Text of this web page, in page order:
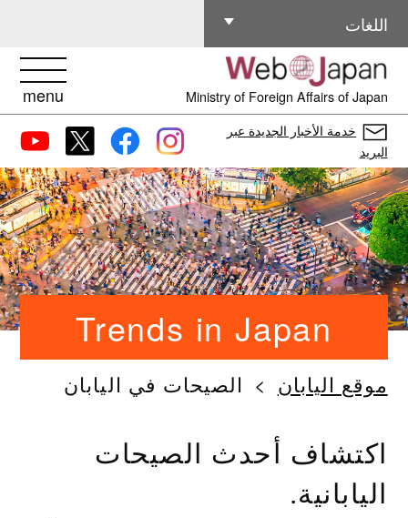
Ministry of Foreign Affairs of Japan
menu
اللغات
اللغات الأخرى
خدمة الأخبار الجديدة عبر
البريد
Trends in Japan
موقع اليابان الصيحات في اليابان
اكتشاف أحدث الصيحات
اليابانية.